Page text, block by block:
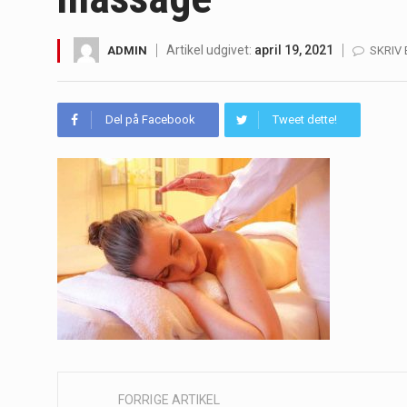
Irritabel tyktarm (Irritable Bowel
Padel er en sport, der er blevet
Massagestole er ikke længere
Saunaer har været en del af
Når det kommer til sundhed og
Sunde måltidskasser er en
ADMIN Artikel udgivet: april 19, 2021 SKRIV
Del på Facebook Tweet dette!
FORRIGE ARTIKEL